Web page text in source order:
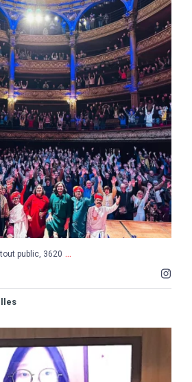
scolaires, 3 tout public, 3620 ...
10 0
public, 3620 ...